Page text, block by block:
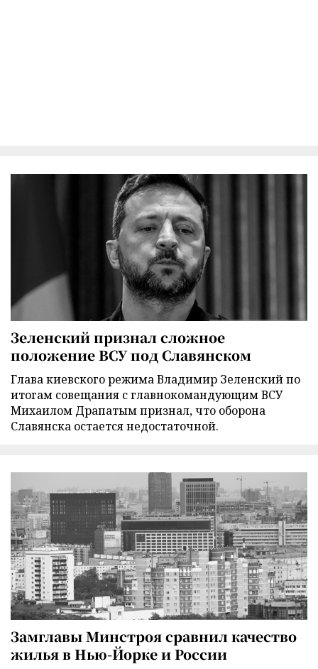
Зеленский признал сложное
положение ВСУ под Славянском
Глава киевского режима Владимир Зеленский по
итогам совещания с главнокомандующим ВСУ
Михаилом Драпатым признал, что оборона
Славянска остается недостаточной.
Замглавы Минстроя сравнил качество
жилья в Нью-Йорке и России